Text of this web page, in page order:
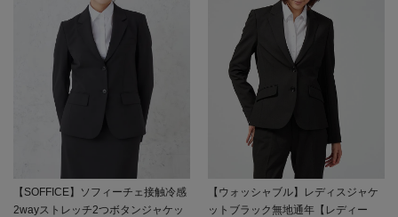
【SOFFICE】ソフィーチェ接触冷感
2wayストレッチ2つボタンジャケッ
【ウォッシャブル】レディスジャケ
ットブラック無地通年【レディー